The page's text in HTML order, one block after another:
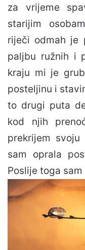
za vrijeme
starijim
riječi odmah je
paljbu ružnih i
kraju mi je
posteljinu i
to drugi puta
kod njih
prekrijem
sam oprala
Poslije toga